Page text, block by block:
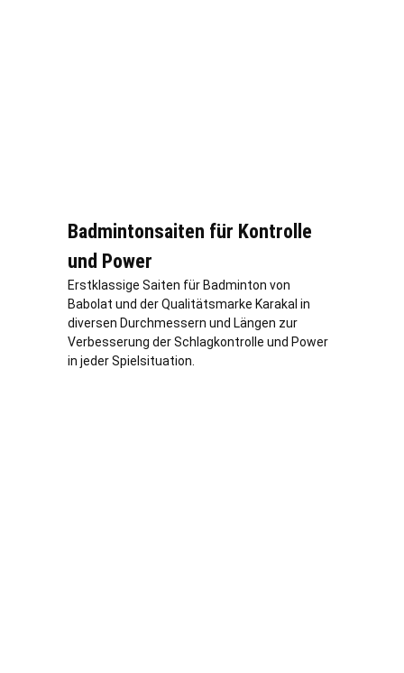
Badmintonsaiten für Kontrolle
und Power
Erstklassige Saiten für Badminton von
Babolat und der Qualitätsmarke Karakal in
diversen Durchmessern und Längen zur
Verbesserung der Schlagkontrolle und Power
in jeder Spielsituation.